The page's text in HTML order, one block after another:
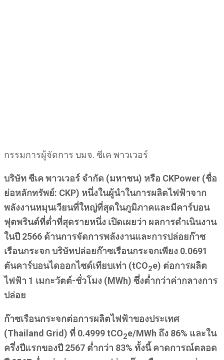
กรรมการผู้จัดการ บมจ. ซีเค พาวเวอร์
บริษัท ซีเค พาวเวอร์ จำกัด (มหาชน) หรือ CKPower (ชื่อ
ย่อหลักทรัพย์: CKP) หนึ่งในผู้นำในการผลิตไฟฟ้าจาก
พลังงานหมุนเวียนที่ใหญ่ที่สุดในภูมิภาคและมีคาร์บอน
ฟุตพรินต์ที่ต่ำที่สุดรายหนึ่ง เปิดเผยว่า ผลการดำเนินงาน
ในปี 2566 ด้านการจัดการพลังงานและการปล่อยก๊าซ
เรือนกระจก บริษัทปล่อยก๊าซเรือนกระจกเพียง 0.0691
ตันคาร์บอนไดออกไซด์เทียบเท่า (tCO2e) ต่อการผลิต
ไฟฟ้า 1 เมกะวัตต์-ชั่วโมง (MWh) ซึ่งต่ำกว่าค่ากลางการ
ปล่อย
ก๊าซเรือนกระจกต่อการผลิตไฟฟ้าของประเทศ
(Thailand Grid) ที่ 0.4999 tCO2e/MWh ถึง 86% และใน
ครึ่งปีแรกของปี 2567 ต่ำกว่า 83% ทั้งนี้ คาดการณ์ตลอด